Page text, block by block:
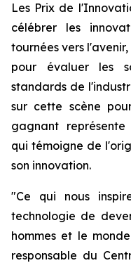
Les Prix de
célébrer les
tournées vers
pour évaluer les
standards de
sur cette scène
gagnant
qui témoigne de
son innovation.
"Ce qui nous
technologie de
hommes et le
responsable du